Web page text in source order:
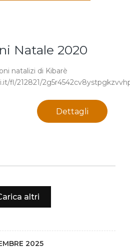
Natale 2020
natalizi di Kibarè
fl/212821/
Dettagli
altri
2025